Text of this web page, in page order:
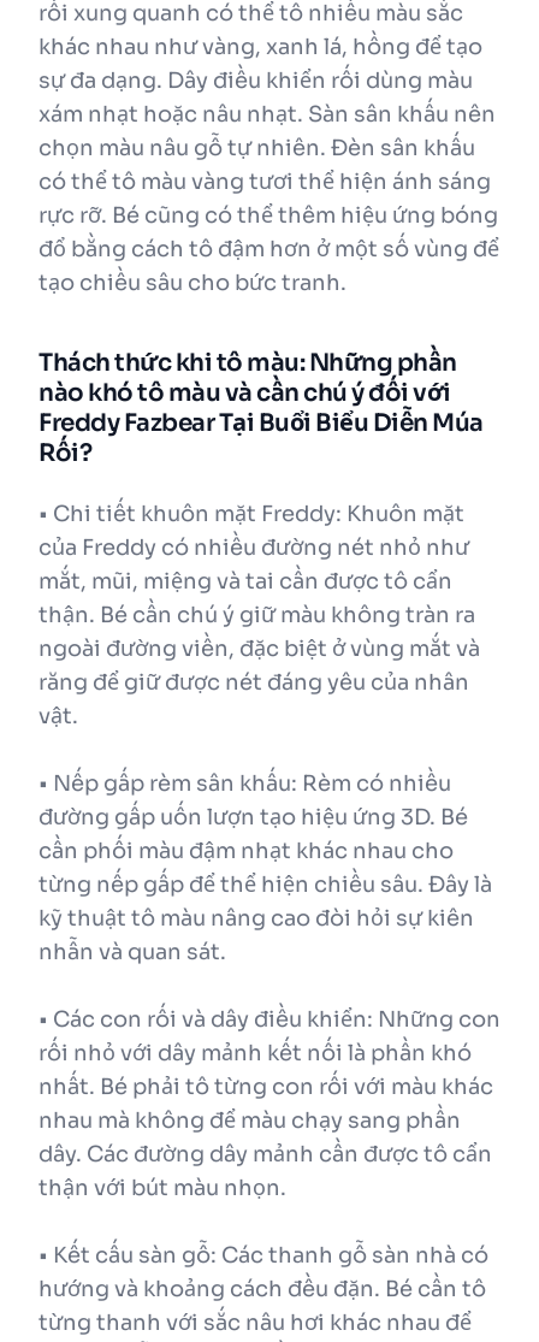
rối xung quanh có thể tô nhiều màu sắc
khác nhau như vàng, xanh lá, hồng để tạo
sự đa dạng. Dây điều khiển rối dùng màu
xám nhạt hoặc nâu nhạt. Sàn sân khấu nên
chọn màu nâu gỗ tự nhiên. Đèn sân khấu
có thể tô màu vàng tươi thể hiện ánh sáng
rực rỡ. Bé cũng có thể thêm hiệu ứng bóng
đổ bằng cách tô đậm hơn ở một số vùng để
tạo chiều sâu cho bức tranh.
Thách thức khi tô màu: Những phần
nào khó tô màu và cần chú ý đối với
Freddy Fazbear Tại Buổi Biểu Diễn Múa
Rối?
• Chi tiết khuôn mặt Freddy: Khuôn mặt
của Freddy có nhiều đường nét nhỏ như
mắt, mũi, miệng và tai cần được tô cẩn
thận. Bé cần chú ý giữ màu không tràn ra
ngoài đường viền, đặc biệt ở vùng mắt và
răng để giữ được nét đáng yêu của nhân
vật.
• Nếp gấp rèm sân khấu: Rèm có nhiều
đường gấp uốn lượn tạo hiệu ứng 3D. Bé
cần phối màu đậm nhạt khác nhau cho
từng nếp gấp để thể hiện chiều sâu. Đây là
kỹ thuật tô màu nâng cao đòi hỏi sự kiên
nhẫn và quan sát.
• Các con rối và dây điều khiển: Những con
rối nhỏ với dây mảnh kết nối là phần khó
nhất. Bé phải tô từng con rối với màu khác
nhau mà không để màu chạy sang phần
dây. Các đường dây mảnh cần được tô cẩn
thận với bút màu nhọn.
• Kết cấu sàn gỗ: Các thanh gỗ sàn nhà có
hướng và khoảng cách đều đặn. Bé cần tô
từng thanh với sắc nâu hơi khác nhau để